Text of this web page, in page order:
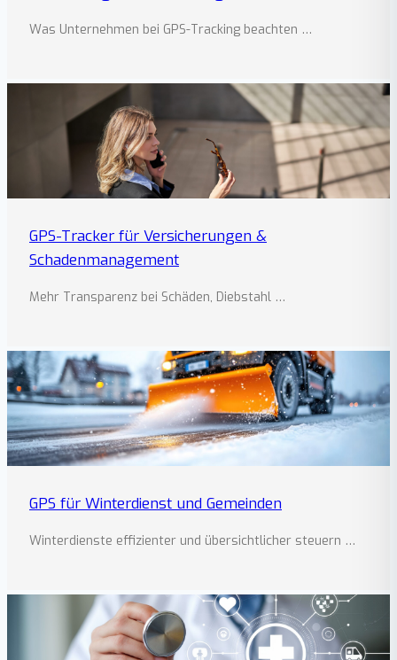
Was Unternehmen bei GPS-Tracking beachten …
GPS-Tracker für Versicherungen &
Schadenmanagement
Mehr Transparenz bei Schäden, Diebstahl …
GPS für Winterdienst und Gemeinden
Winterdienste effizienter und übersichtlicher steuern …